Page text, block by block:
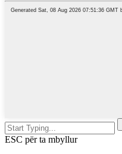
ESC për ta mbyllur